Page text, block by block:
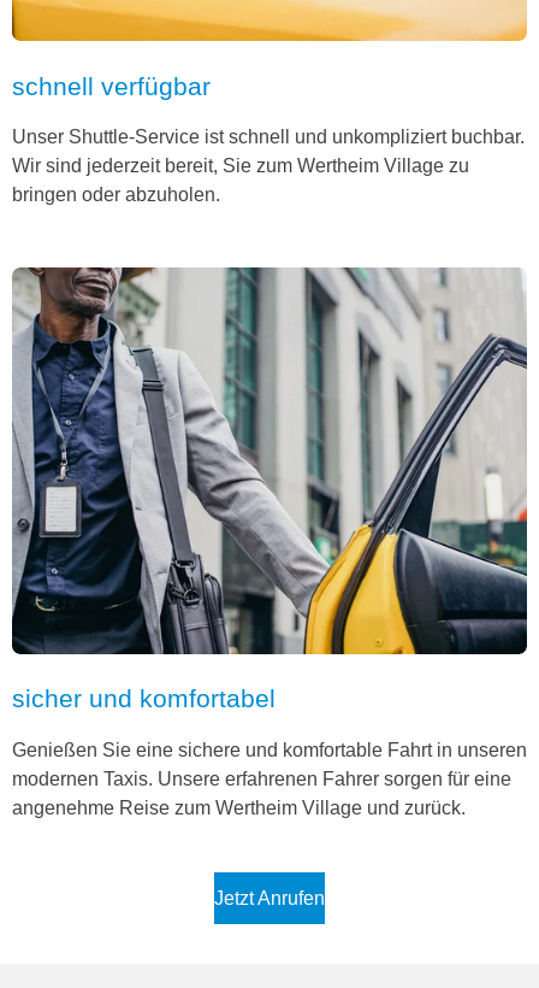
schnell verfügbar
Unser Shuttle-Service ist schnell und unkompliziert buchbar.
Wir sind jederzeit bereit, Sie zum Wertheim Village zu
bringen oder abzuholen.
sicher und komfortabel
Genießen Sie eine sichere und komfortable Fahrt in unseren
modernen Taxis. Unsere erfahrenen Fahrer sorgen für eine
angenehme Reise zum Wertheim Village und zurück.
Jetzt Anrufen